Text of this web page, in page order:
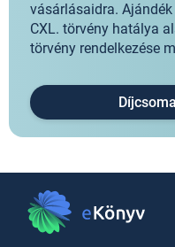
vásárlásaidra.
CXL. törvény hatálya
törvény rendelkezése